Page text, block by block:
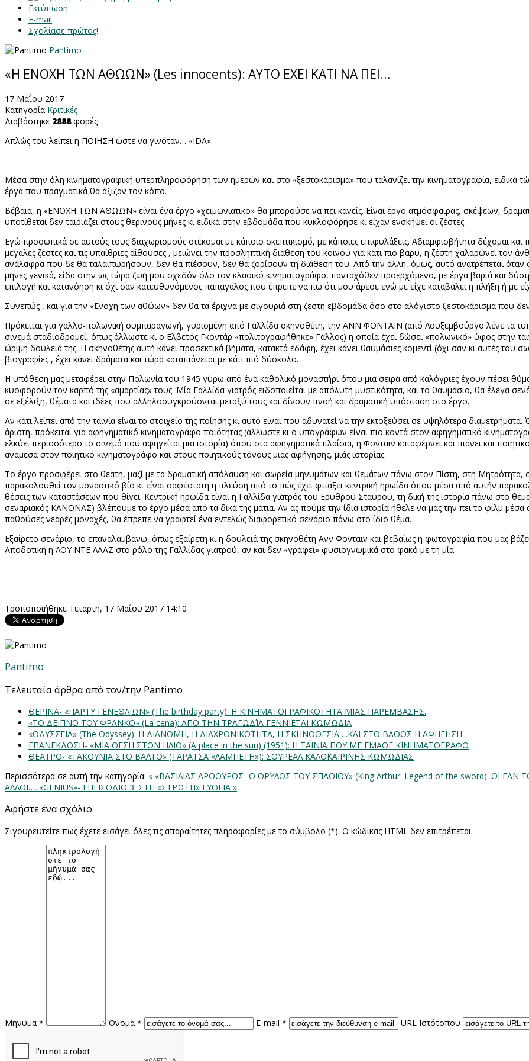
Εκτύπωση
E-mail
Σχολίασε πρώτος!
Pantimo
«Η ΕΝΟΧΗ ΤΩΝ ΑΘΩΩΝ» (Les innocents): AYTO EXEI KATI NA ΠΕΙ…
17 Μαΐου 2017
Κατηγορία Κριτικές
Διαβάστηκε 2888φορές
Απλώς του λείπει η ΠΟΙΗΣΗ ώστε να γινόταν… «IDA».
Μέσα στην όλη κινηματογραφική υπερπληροφόρηση των ημερών και στο «ξεστοκάρισμα» που ταλανίζει την κινηματογραφία, ειδικά
έργα που πραγματικά θα άξιζαν τον κόπο.
Βέβαια, η «ΕΝΟΧΗ ΤΩΝ ΑΘΩΩΝ» είναι ένα έργο «χειμωνιάτικο» θα μπορούσε να πει κανείς. Είναι έργο ατμόσφαιρας, σκέψεων,
υποτίθεται δεν ταιριάζει στους θερινούς μήνες κι ειδικά στην εβδομάδα που κυκλοφόρησε κι είχαν ενσκήψει οι ζέστες.
Εγώ προσωπικά σε αυτούς τους διαχωρισμούς στέκομαι με κάποιο σκεπτικισμό, με κάποιες επιφυλάξεις. Αδιαμφισβήτητα δέχομαι και
μεγάλες ζέστες και τις υπαίθριες αίθουσες , μειώνει την προσληπτική διάθεση του κοινού για κάτι πιο βαρύ, η ζέστη χαλαρώνει τον
ανάλαφρα που δε θα ταλαιπωρήσουν, δεν θα πιέσουν, δεν θα ζορίσουν τη διάθεση του. Από την άλλη, όμως, αυτό ανατρέπεται όταν
μήνες γενικά, είδα στην ως τώρα ζωή μου σχεδόν όλο τον κλασικό κινηματογράφο, πανταχόθεν προερχόμενο, με έργα βαριά και
επιλογή και κατανόηση κι όχι σαν κατευθυνόμενος παπαγάλος που έπρεπε να πω ότι μου άρεσε ενώ με είχε καταβάλει η πλήξη ή με
Συνεπώς , και για την «Ενοχή των αθώων» δεν θα τα έριχνα με σιγουριά στη ζεστή εβδομάδα όσο στο αλόγιστο ξεστοκάρισμα που δεν
Πρόκειται για γαλλο-πολωνική συμπαραγωγή, γυρισμένη από Γαλλίδα σκηνοθέτη, την ΑΝΝ ΦΟΝΤΑΙΝ (από Λουξεμβούργο λένε τα
σινεμά σταδιοδρομεί, όπως άλλωστε κι ο Ελβετός Γκοντάρ «πολιτογραφήθηκε» Γάλλος) η οποία έχει δώσει «πολωνικό» ύφος στην
ώριμη δουλειά της. Η σκηνοθέτης αυτή κάνει προσεκτικά βήματα, κατακτά εδάφη, έχει κάνει θαυμάσιες κομεντί (όχι σαν κι αυτές του
βιογραφίες , έχει κάνει δράματα και τώρα καταπιάνεται με κάτι πιό δύσκολο.
Η υπόθεση μας μεταφέρει στην Πολωνία του 1945 γύρω από ένα καθολικό μοναστήρι όπου μια σειρά από καλόγριες έχουν πέσει
κυοφορούν τον καρπό της «αμαρτίας» τους. Μία Γαλλίδα γιατρός ειδοποιείται με απόλυτη μυστικότητα, και το θαυμάσιο, θα έλεγα
σε εξέλιξη, θέματα και ιδέες που αλληλοσυγκρούονται μεταξύ τους και δίνουν πνοή και δραματική υπόσταση στο έργο.
Αν κάτι λείπει από την ταινία είναι το στοιχείο της ποίησης κι αυτό είναι που αδυνατεί να την εκτοξεύσει σε υψηλότερα
άριστη, πρόκειται για αφηγηματικό κινηματογράφο ποιότητας (άλλωστε κι ο υπογράφων είναι πιο κοντά στον αφηγηματικό
ελκύει περισσότερο το σινεμά που αφηγείται μια ιστορία) όπου στα αφηγηματικά πλαίσια, η Φονταιν καταφέρνει και πιάνει και
ανάμεσα στον ποιητικό κινηματογράφο και στους ποιητικούς τόνους μιάς αφήγησης, μιάς ιστορίας.
Το έργο προσφέρει στο θεατή, μαζί με τα δραματική απόλαυση και σωρεία μηνυμάτων και θεμάτων πάνω στον Πίστη, στη Μητρότητα,
παρακολουθεί τον μοναστικό βίο κι είναι σαφέστατη η πλεύση από το πώς έχει φτιάξει κεντρική ηρωίδα όπου μέσα από αυτήν
θέσεις των καταστάσεων που θίγει. Κεντρική ηρωίδα είναι η Γαλλίδα γιατρός του Ερυθρού Σταυρού, τη δική της ιστορία πάνω στο
σεναριακός ΚΑΝΟΝΑΣ) βλέπουμε το έργο μέσα από τα δικά της μάτια. Αν ας πούμε την ίδια ιστορία ήθελε να μας την πει το φιλμ
παθούσες νεαρές μοναχές, θα έπρεπε να γραφτεί ένα εντελώς διαφορετικό σενάριο πάνω στο ίδιο θέμα.
Εξαίρετο σενάριο, το επαναλαμβάνω, όπως εξαίρετη κι η δουλειά της σκηνοθέτη Ανν Φονταιν και βεβαίως η φωτογραφία που μας
Αποδοτική η ΛΟΥ ΝΤΕ ΛΑΑΖ στο ρόλο της Γαλλίδας γιατρού, αν και δεν «γράφει» φυσιογνωμικά στο φακό με τη μία.
Τροποποιήθηκε Τετάρτη, 17 Μαΐου 2017 14:10
Pantimo
Τελευταία άρθρα από τον/την Pantimo
ΘΕΡΙΝΑ- «ΠΑΡΤΥ ΓΕΝΕΘΛΙΩΝ» (The birthday party): H KINHMATOΓΡΑΦΙΚΟΤΗΤΑ ΜΙΑΣ ΠΑΡΕΜΒΑΣΗΣ.
«ΤΟ ΔΕΙΠΝΟ ΤΟΥ ΦΡΑΝΚΟ» (La cena): ΑΠΟ ΤΗΝ ΤΡΑΓΩΔΊΑ ΓΕΝΝΙΕΤΑΙ ΚΩΜΩΔΙΑ
«ΟΔΥΣΣΕΙΑ» (The Odyssey): Η ΔΙΑΝΟΜΗ, Η ΔΙΑΧΡΟΝΙΚΟΤΗΤΑ, Η ΣΚΗΝΟΘΕΣΙΑ….ΚΑΙ ΣΤΟ ΒΑΘΟΣ Η ΑΦΗΓΗΣΗ.
ΕΠΑΝΕΚΔΟΣΗ- «ΜΙΑ ΘΕΣΗ ΣΤΟΝ ΗΛΙΟ» (Α place in the sun) (1951): Η ΤΑΙΝΙΑ ΠΟΥ ΜΕ ΕΜΑΘΕ ΚΙΝΗΜΑΤΟΓΡΑΦΟ
ΘΕΑΤΡΟ- «ΤΑΚΟΥΝΙΑ ΣΤΟ ΒΑΛΤΟ» (ΤΑΡΑΤΣΑ «ΛΑΜΠΕΤΗ»): ΣΟΥΡΕΑΛ ΚΑΛΟΚΑΙΡΙΝΗΣ ΚΩΜΩΔΙΑΣ
Περισσότερα σε αυτή την κατηγορία: « «ΒΑΣΙΛΙΑΣ ΑΡΘΟΥΡΟΣ- Ο ΘΡΥΛΟΣ ΤΟΥ ΣΠΑΘΙΟΥ» (King Arthur: Legend of the sword): ΟΙ FAN
ΑΛΛΟΙ…. «GENIUS»- ΕΠΕΙΣΟΔΙΟ 3: ΣΤΗ «ΣΤΡΩΤΗ» ΕΥΘΕΙΑ »
Αφήστε ένα σχόλιο
Σιγουρευτείτε πως έχετε εισάγει όλες τις απαραίτητες πληροφορίες με το σύμβολο (*). Ο κώδικας HTML δεν επιτρέπεται.
Μήνυμα * Όνομα * E-mail * URL Ιστότοπου